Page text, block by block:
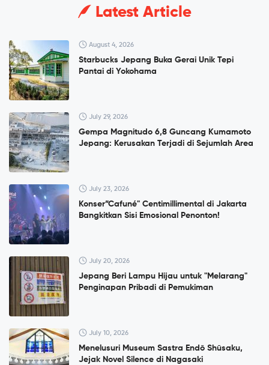
Latest Article
August 4, 2026
Starbucks Jepang Buka Gerai Unik Tepi
Pantai di Yokohama
July 29, 2026
Gempa Magnitudo 6,8 Guncang Kumamoto
Jepang: Kerusakan Terjadi di Sejumlah Area
July 23, 2026
Konser”Cafuné" Centimillimental di Jakarta
Bangkitkan Sisi Emosional Penonton!
July 20, 2026
Jepang Beri Lampu Hijau untuk "Melarang"
Penginapan Pribadi di Pemukiman
July 10, 2026
Menelusuri Museum Sastra Endō Shūsaku,
Jejak Novel Silence di Nagasaki